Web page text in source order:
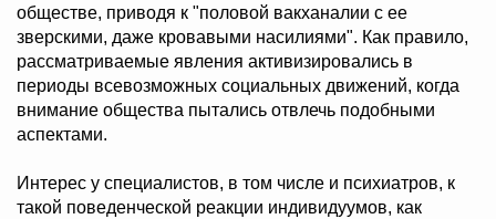
обществе, приводя к "половой вакханалии с ее
зверскими, даже кровавыми насилиями". Как правило,
рассматриваемые явления активизировались в
периоды всевозможных социальных движений, когда
внимание общества пытались отвлечь подобными
аспектами.
Интерес у специалистов, в том числе и психиатров, к
такой поведенческой реакции индивидуумов, как